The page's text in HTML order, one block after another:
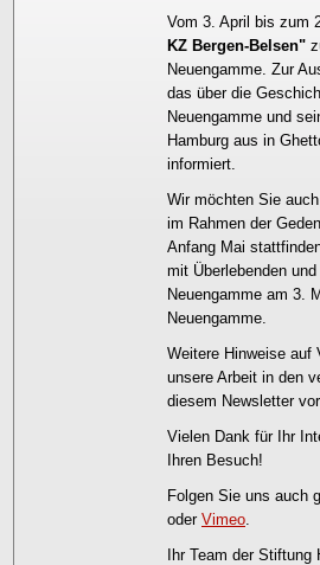
Vom 3. April bis zum
KZ Bergen-Belsen"
Neuengamme. Zur
das über die
Neuengamme und
Hamburg aus in
informiert.
Wir möchten Sie
im Rahmen der
Anfang Mai
mit Überlebenden
Neuengamme am 3.
Neuengamme.
Weitere Hinweise auf
unsere Arbeit in den
diesem Newsletter
Vielen Dank für Ihr
Ihren Besuch!
Folgen Sie uns auch
oder Vimeo.
Ihr Team der